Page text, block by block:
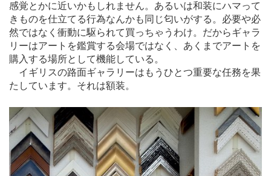
感覚とかに近いかもしれません。あるいは和装にハマって
きものを仕立てる行為なんかも同じ匂いがする。必要や必
然ではなく衝動に駆られて買っちゃうわけ。だからギャラ
リーはアートを鑑賞する会場ではなく、あくまでアートを
購入する場所として機能している。
イギリスの路面ギャラリーはもうひとつ重要な任務を果
たしています。それは額装。